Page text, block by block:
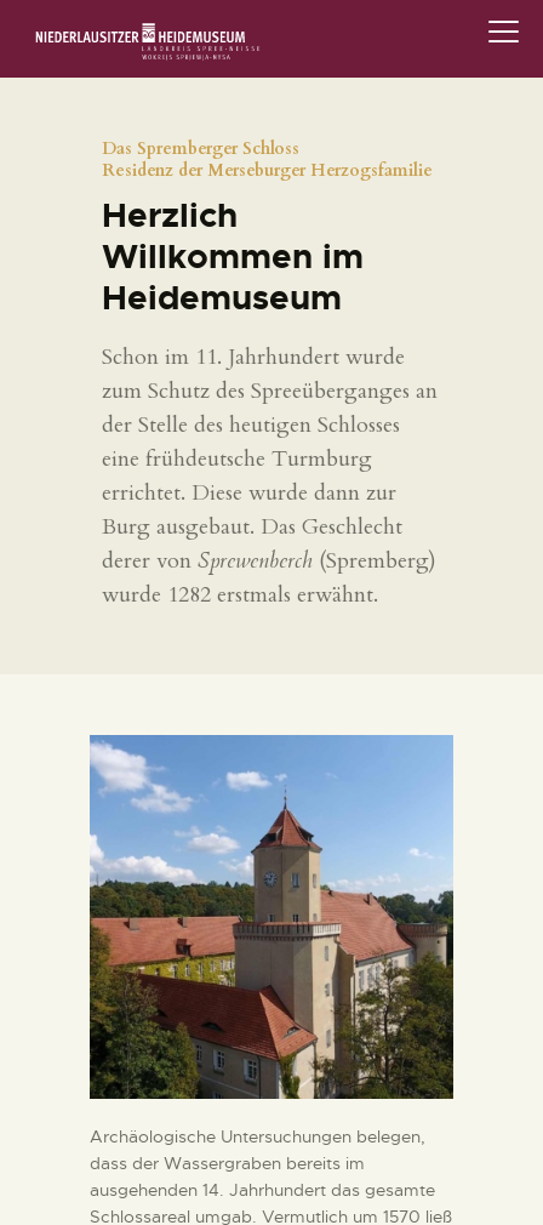
SCHLOSS & MUSEUM
AUSSTELLUNGEN
VERANSTALTUNGEN
DIE SAMMLUNG
RUND UMS MUSEUM
PÄDAGOGIK
FAMILIENFREUNDLICH
KONTAKT
Das Spremberger Schloss
Residenz der Merseburger Herzogsfamilie
Herzlich
Willkommen im
Heidemuseum
Schon im 11. Jahrhundert wurde
zum Schutz des Spreeüberganges an
der Stelle des heutigen Schlosses
eine frühdeutsche Turmburg
errichtet. Diese wurde dann zur
Burg ausgebaut. Das Geschlecht
derer von Sprewenberch (Spremberg)
wurde 1282 erstmals erwähnt.
Archäologische Untersuchungen belegen,
dass der Wassergraben bereits im
ausgehenden 14. Jahrhundert das gesamte
Schlossareal umgab. Vermutlich um 1570 ließ